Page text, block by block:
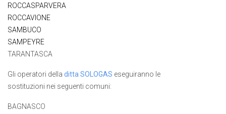
ROCCASPARVERA
ROCCAVIONE
SAMBUCO
SAMPEYRE
TARANTASCA
Gli operatori della ditta SOLOGAS eseguiranno le
sostituzioni nei seguenti comuni:
BAGNASCO